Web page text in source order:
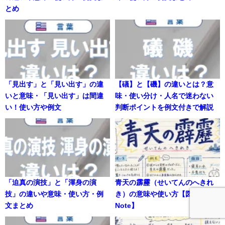
とめ
「見出す」と「見い出す」の違
いと意味・「見い出す」は間違
い！使い方や例文
【礒】と【磯】の違いとは？意
味・使い分け・人名で迷わない
判断ポイントを例文付きで解説
「迫真の演技」と「渾身の演
技」の違いや意味・使い方・例
文まとめ
青天の霹靂（せいてんのへきれ
き）の意味や使い方【図解
Note】